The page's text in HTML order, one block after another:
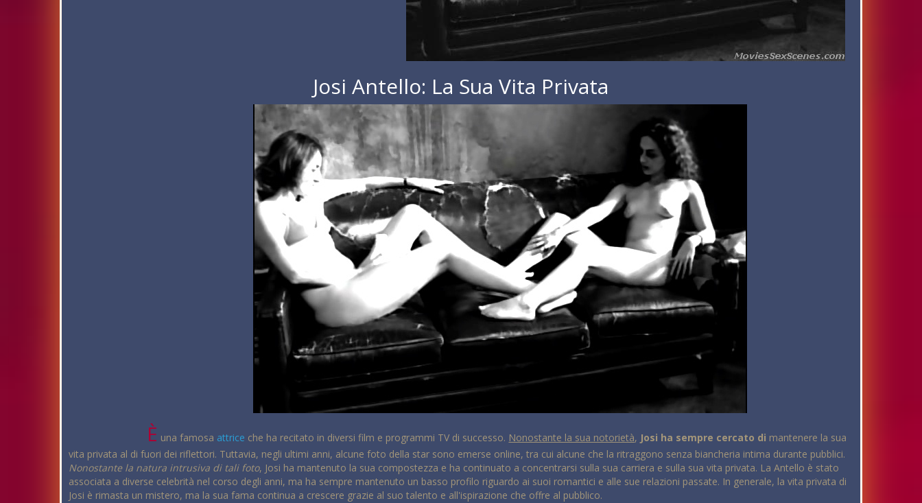
Josi Antello: La Sua Vita Privata
È una famosa attrice che ha recitato in diversi film e programmi TV di successo. Nonostante la sua notorietà, Josi ha sempre cercato di mantenere la sua
vita privata al di fuori dei riflettori. Tuttavia, negli ultimi anni, alcune foto della star sono emerse online, tra cui alcune che la ritraggono senza biancheria intima durante pubblici.
Nonostante la natura intrusiva di tali foto, Josi ha mantenuto la sua compostezza e ha continuato a concentrarsi sulla sua carriera e sulla sua vita privata. La Antello è stato
associata a diverse celebrità nel corso degli anni, ma ha sempre mantenuto un basso profilo riguardo ai suoi romantici e alle sue relazioni passate. In generale, la vita privata di
Josi è rimasta un mistero, ma la sua fama continua a crescere grazie al suo talento e all'ispirazione che offre al pubblico.